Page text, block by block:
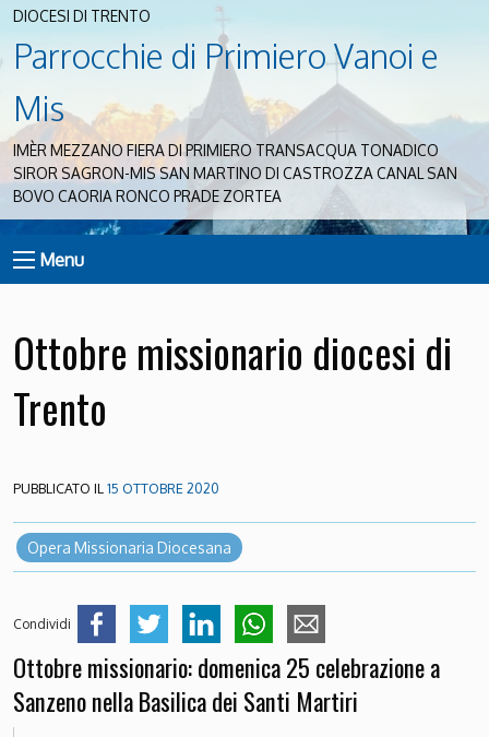
DIOCESI DI TRENTO
Parrocchie di Primiero Vanoi e
Mis
IMÈR MEZZANO FIERA DI PRIMIERO TRANSACQUA TONADICO
SIROR SAGRON-MIS SAN MARTINO DI CASTROZZA CANAL SAN
BOVO CAORIA RONCO PRADE ZORTEA
Menu
Ottobre missionario diocesi di
Trento
PUBBLICATO IL15 OTTOBRE 2020
Opera Missionaria Diocesana
Condividi
Ottobre missionario: domenica 25 celebrazione a
Sanzeno nella Basilica dei Santi Martiri